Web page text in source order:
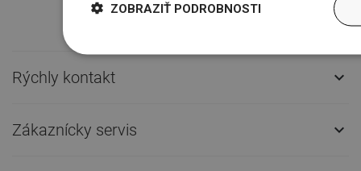
Rýchly kontakt 
Zákaznícky servis 
ZOBRAZIŤ PODROBNOSTI